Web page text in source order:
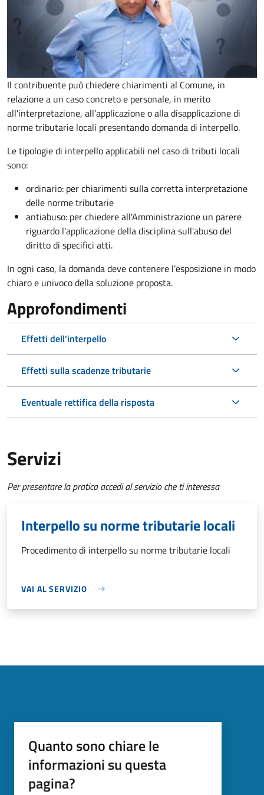
Il contribuente può chiedere chiarimenti al Comune, in
relazione a un caso concreto e personale, in merito
all'interpretazione, all’applicazione o alla disapplicazione di
norme tributarie locali presentando domanda di interpello.
Le tipologie di interpello applicabili nel caso di tributi locali
sono:
ordinario: per chiarimenti sulla corretta interpretazione
delle norme tributarie
antiabuso: per chiedere all'Amministrazione un parere
riguardo l'applicazione della disciplina sull'abuso del
diritto di specifici atti.
In ogni caso, la domanda deve contenere l’esposizione in modo
chiaro e univoco della soluzione proposta.
Approfondimenti
Effetti dell'interpello
Effetti sulla scadenze tributarie
Eventuale rettifica della risposta
Servizi
Per presentare la pratica accedi al servizio che ti interessa
Interpello su norme tributarie locali
Procedimento di interpello su norme tributarie locali
VAI AL SERVIZIO
Quanto sono chiare le
informazioni su questa
pagina?